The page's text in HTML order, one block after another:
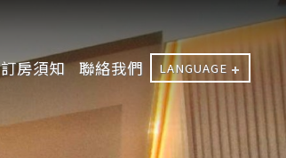
訂房須知 聯絡我們 LANGUAGE